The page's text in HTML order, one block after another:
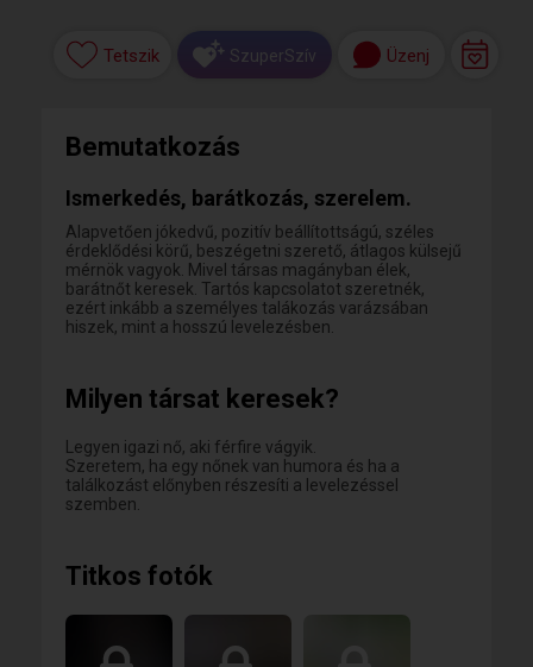
Tetszik SzuperSzív Üzenj
Bemutatkozás
Ismerkedés, barátkozás, szerelem.
Alapvetően jókedvű, pozitív beállítottságú, széles
érdeklődési körű, beszégetni szerető, átlagos külsejű
mérnök vagyok. Mivel társas magányban élek,
barátnőt keresek. Tartós kapcsolatot szeretnék,
ezért inkább a személyes talákozás varázsában
hiszek, mint a hosszú levelezésben.
Milyen társat keresek?
Legyen igazi nő, aki férfire vágyik.
Szeretem, ha egy nőnek van humora és ha a
találkozást előnyben részesíti a levelezéssel
szemben.
Titkos fotók